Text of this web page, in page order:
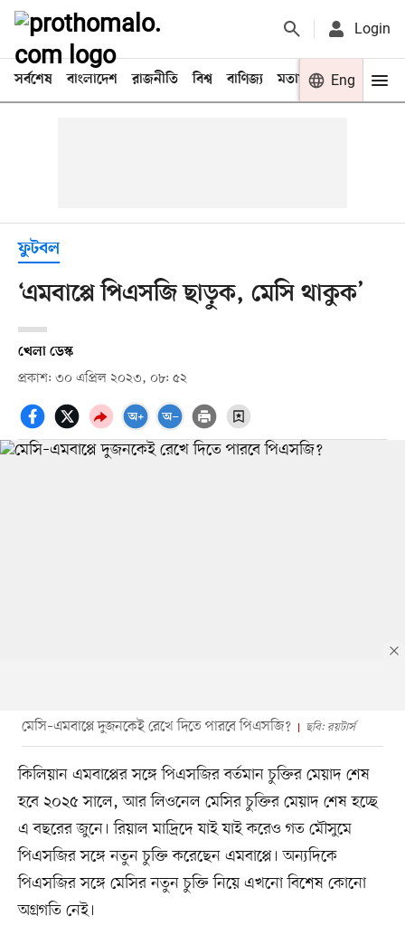
Login
সর্বশেষ বাংলাদেশ রাজনীতি বিশ্ব বাণিজ্য মতামত খেলা
Eng
ফুটবল
‘এমবাপ্পে পিএসজি ছাড়ুক, মেসি থাকুক’
খেলা ডেস্ক
প্রকাশ: ৩০ এপ্রিল ২০২৩, ০৮: ৫২
মেসি–এমবাপ্পে দুজনকেই রেখে দিতে পারবে পিএসজি? ছবি: রয়টার্স
কিলিয়ান এমবাপ্পের সঙ্গে পিএসজির বর্তমান চুক্তির মেয়াদ শেষ
হবে ২০২৫ সালে, আর লিওনেল মেসির চুক্তির মেয়াদ শেষ হচ্ছে
এ বছরের জুনে। রিয়াল মাদ্রিদে যাই যাই করেও গত মৌসুমে
পিএসজির সঙ্গে নতুন চুক্তি করেছেন এমবাপ্পে। অন্যদিকে
পিএসজির সঙ্গে মেসির নতুন চুক্তি নিয়ে এখনো বিশেষ কোনো
অগ্রগতি নেই।